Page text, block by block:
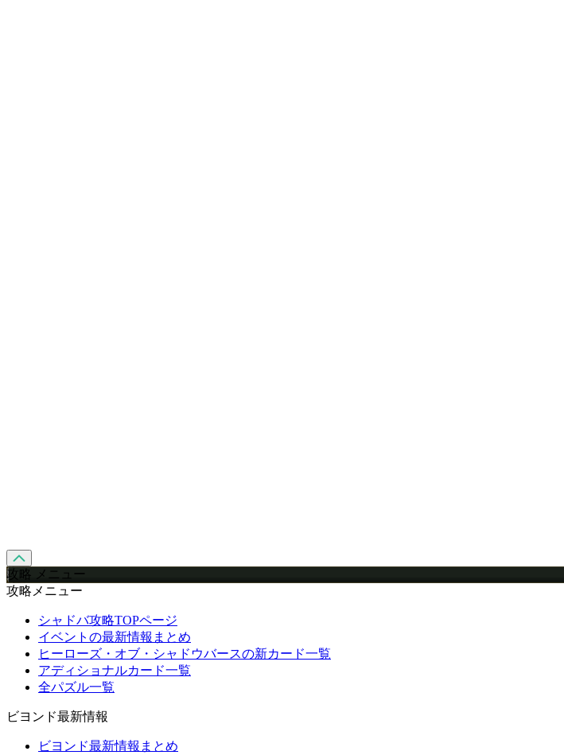
攻略 メニュー
攻略メニュー
シャドバ攻略TOPページ
イベントの最新情報まとめ
ヒーローズ・オブ・シャドウバースの新カード一覧
アディショナルカード一覧
全パズル一覧
ビヨンド最新情報
ビヨンド最新情報まとめ